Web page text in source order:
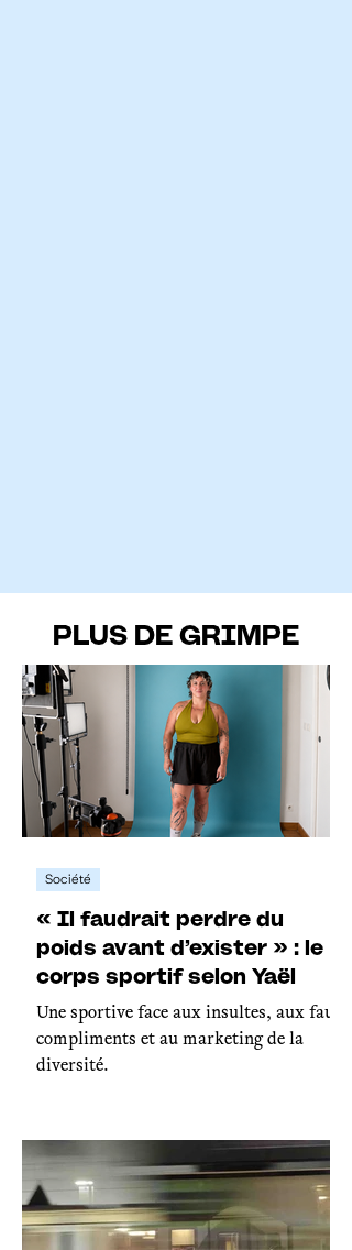
PLUS DE GRIMPE
« Il faudrait perdre du
poids avant d’exister » : le
corps sportif selon Yaël
Une sportive face aux insultes, aux faux
compliments et au marketing de la
diversité.
Société